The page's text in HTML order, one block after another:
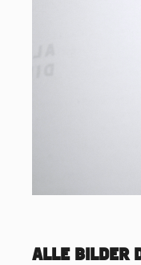
ALLE BILDER